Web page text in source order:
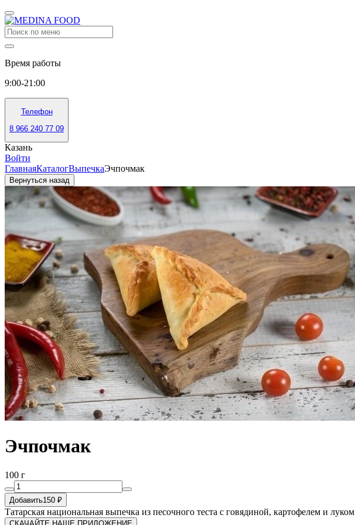
Время работы
9:00-21:00
Телефон
8 966 240 77 09
Казань
Войти
ГлавнаяКаталогВыпечкаЭчпочмак
Вернуться назад
Эчпочмак
100 г
Добавить150 ₽
Татарская национальная выпечка из песочного теста с говядиной, картофелем и луком